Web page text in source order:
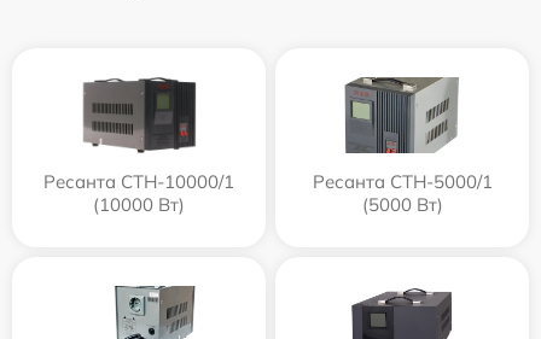
Ресанта СТН-10000/1
(10000 Вт)
Ресанта СТН-5000/1
(5000 Вт)